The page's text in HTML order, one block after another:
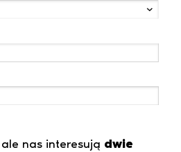
nas interesują dwie